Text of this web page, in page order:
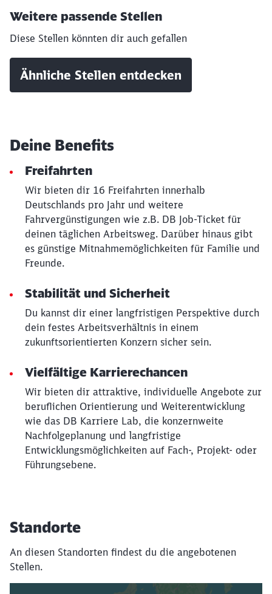
Weitere passende Stellen
Diese Stellen könnten dir auch gefallen
Ähnliche Stellen entdecken
Deine Benefits
Freifahrten
Wir bieten dir 16 Freifahrten innerhalb
Deutschlands pro Jahr und weitere
Fahrvergünstigungen wie z.B. DB Job-Ticket für
deinen täglichen Arbeitsweg. Darüber hinaus gibt
es günstige Mitnahmemöglichkeiten für Familie und
Freunde.
Stabilität und Sicherheit
Du kannst dir einer langfristigen Perspektive durch
dein festes Arbeitsverhältnis in einem
zukunftsorientierten Konzern sicher sein.
Vielfältige Karrierechancen
Wir bieten dir attraktive, individuelle Angebote zur
beruflichen Orientierung und Weiterentwicklung
wie das DB Karriere Lab, die konzernweite
Nachfolgeplanung und langfristige
Entwicklungsmöglichkeiten auf Fach-, Projekt- oder
Führungsebene.
Standorte
An diesen Standorten findest du die angebotenen
Stellen.
Schließen
Möchten Sie zuweitergeleitet
werden?
Abbrechen